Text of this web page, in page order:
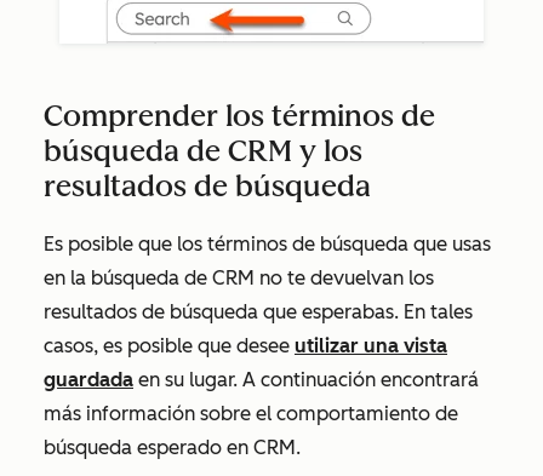
Comprender los términos de
búsqueda de CRM y los
resultados de búsqueda
Es posible que los términos de búsqueda que usas
en la búsqueda de CRM no te devuelvan los
resultados de búsqueda que esperabas. En tales
casos, es posible que desee utilizar una vista
guardada en su lugar. A continuación encontrará
más información sobre el comportamiento de
búsqueda esperado en CRM.